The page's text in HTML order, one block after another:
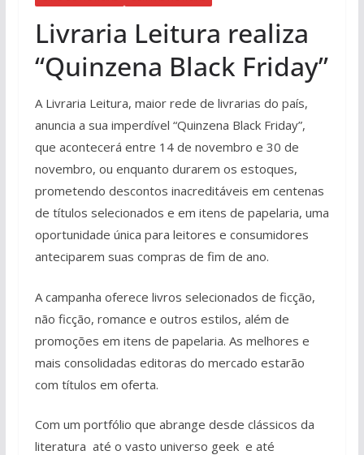
Livraria Leitura realiza
“Quinzena Black Friday”
A Livraria Leitura, maior rede de livrarias do país,
anuncia a sua imperdível “Quinzena Black Friday”,
que acontecerá entre 14 de novembro e 30 de
novembro, ou enquanto durarem os estoques,
prometendo descontos inacreditáveis em centenas
de títulos selecionados e em itens de papelaria, uma
oportunidade única para leitores e consumidores
anteciparem suas compras de fim de ano.
A campanha oferece livros selecionados de ficção,
não ficção, romance e outros estilos, além de
promoções em itens de papelaria. As melhores e
mais consolidadas editoras do mercado estarão
com títulos em oferta.
Com um portfólio que abrange desde clássicos da
literatura até o vasto universo geek e até